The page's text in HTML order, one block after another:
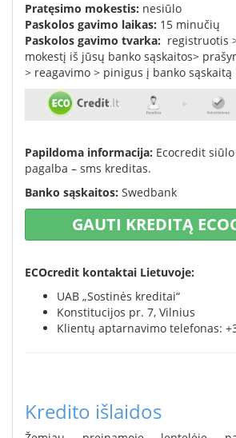
Pratęsimo mokestis: nesiūlo
Paskolos gavimo laikas: 15 minučių
Paskolos gavimo tvarka: registruotis
mokestį iš jūsų banko sąskaitos>
> reagavimo > pinigus į banko sąskaitą
Papildoma informacija: Ecocredit
pagalba – sms kreditas.
Banko sąskaitos: Swedbank
GAUTI KREDITĄ
ECOcredit kontaktai Lietuvoje:
UAB „Sostinės kreditai“
Konstitucijos pr. 7, Vilnius
Klientų aptarnavimo telefonas:
Kredito išlaidos